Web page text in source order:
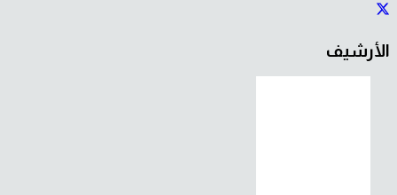
الأرشيف